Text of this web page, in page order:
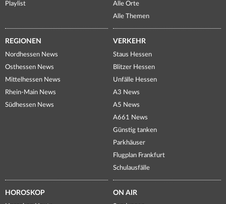
Playlist
Alle Orte
Alle Themen
REGIONEN
Nordhessen News
Osthessen News
Mittelhessen News
Rhein-Main News
Südhessen News
VERKEHR
Staus Hessen
Blitzer Hessen
Unfälle Hessen
A3 News
A5 News
A661 News
Günstig tanken
Parkhäuser
Flugplan Frankfurt
Schulausfälle
HOROSKOP ON AIR